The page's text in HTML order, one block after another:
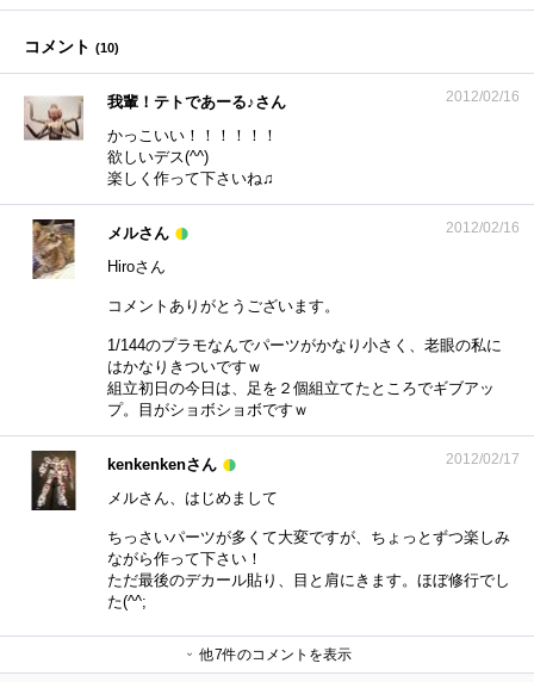
コメント (10)
我輩！テトであーる♪さん 2012/02/16
かっこいい！！！！！！
欲しいデス(^^)
楽しく作って下さいね♫
メルさん 2012/02/16
Hiroさん
コメントありがとうございます。
1/144のプラモなんでパーツがかなり小さく、老眼の私に
はかなりきついですｗ
組立初日の今日は、足を２個組立てたところでギブアッ
プ。目がショボショボですｗ
kenkenkenさん 2012/02/17
メルさん、はじめまして
ちっさいパーツが多くて大変ですが、ちょっとずつ楽しみ
ながら作って下さい！
ただ最後のデカール貼り、目と肩にきます。ほぼ修行でし
た(^^;
ひろよしさん他7件のコメントを表示